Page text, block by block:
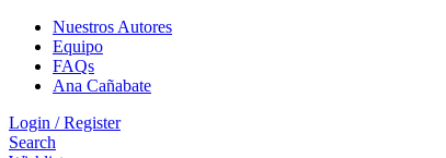
Nuestros Autores
Equipo
FAQs
Ana Cañabate
Login / Register
Search